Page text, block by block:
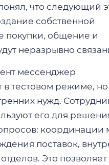
что следующий
собственной
покупки, общение и
неразрывно
мессенджер
в тестовом режиме, но
нужд.
его для
координации
поставок,
Это позволяет